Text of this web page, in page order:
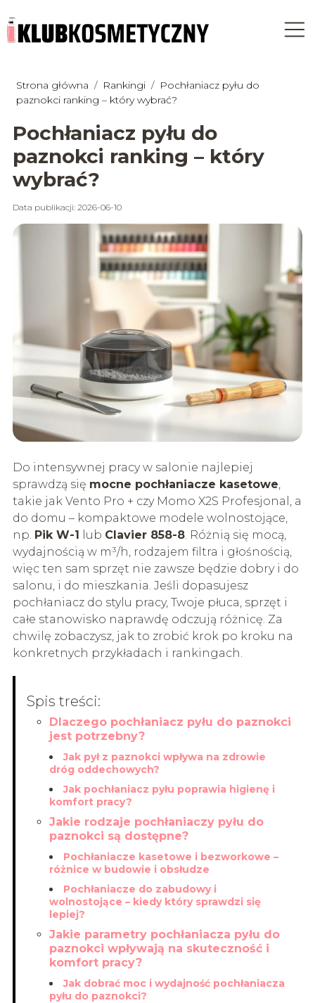
Strona główna / Rankingi / Pochłaniacz pyłu do
paznokci ranking – który wybrać?
Pochłaniacz pyłu do
paznokci ranking – który
wybrać?
Data publikacji: 2026-06-10
Do intensywnej pracy w salonie najlepiej
sprawdzą się mocne pochłaniacze kasetowe
takie jak Vento Pro + czy Momo X2S Profesjonal, a
do domu – kompaktowe modele wolnostojące,
np. Pik W-1 lub Clavier 858-8. Różnią się mocą,
wydajnością w m³/h, rodzajem filtra i głośnością,
więc ten sam sprzęt nie zawsze będzie dobry i do
salonu, i do mieszkania. Jeśli dopasujesz
pochłaniacz do stylu pracy, Twoje płuca, sprzęt i
całe stanowisko naprawdę odczują różnicę. Za
chwilę zobaczysz, jak to zrobić krok po kroku na
konkretnych przykładach i rankingach.
Spis treści:
Dlaczego pochłaniacz pyłu do paznokci
jest potrzebny?
Jak pył z paznokci wpływa na zdrowie
dróg oddechowych?
Jak pochłaniacz pyłu poprawia higienę i
komfort pracy?
Jakie rodzaje pochłaniaczy pyłu do
paznokci są dostępne?
Pochłaniacze kasetowe i bezworkowe –
różnice w budowie i obsłudze
Pochłaniacze do zabudowy i
wolnostojące – kiedy który sprawdzi się
lepiej?
Jakie parametry pochłaniacza pyłu do
paznokci wpływają na skuteczność i
komfort pracy?
Jak dobrać moc i wydajność pochłaniacza
pyłu do paznokci?